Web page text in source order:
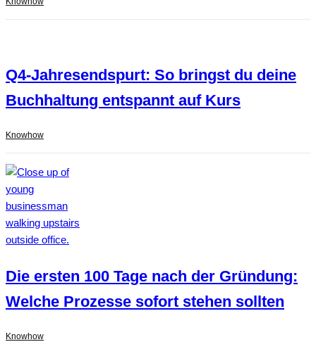
Q4-Jahresendspurt: So bringst du deine
Buchhaltung entspannt auf Kurs
Knowhow
Die ersten 100 Tage nach der Gründung:
Welche Prozesse sofort stehen sollten
Knowhow